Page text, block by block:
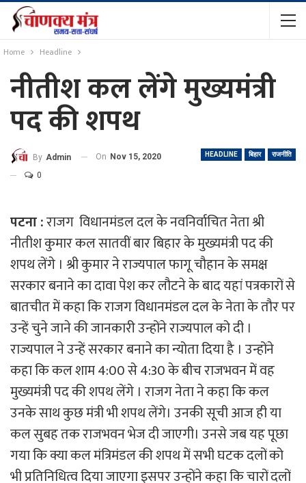
Home Headline
नीतीश कल लेंगे मुख्यमंत्री
पद की शपथ
HEADLINE बिहार राजनीति
By Admin On Nov 15, 2020
0
पटना :राजग विधानमंडल दल के नवनिर्वाचित नेता श्री
नीतीश कुमार कल सातवीं बार बिहार के मुख्यमंत्री पद की
शपथ लेंगे । श्री कुमार ने राज्यपाल फागू चौहान के समक्ष
सरकार बनाने का दावा पेश कर लौटने के बाद यहां पत्रकारों से
बातचीत में कहा कि राजग विधानमंडल दल के नेता के तौर पर
उन्हें चुने जाने की जानकारी उन्होंने राज्यपाल को दी ।
राज्यपाल ने उन्हें सरकार बनाने का न्योता दिया है । उन्होंने
कहा कि कल शाम 4:00 से 4:30 के बीच राजभवन में वह
मुख्यमंत्री पद की शपथ लेंगे । राजग नेता ने कहा कि कल
उनके साथ कुछ मंत्री भी शपथ लेंगे। उनकी सूची आज ही या
कल सुबह तक राजभवन भेज दी जाएगी। उनसे जब यह पूछा
गया कि क्या कल मंत्रिमंडल की शपथ में सभी घटक दलों को
भी प्रतिनिधित्व दिया जाएगा इसपर उन्होंने कहा कि चारों दलों